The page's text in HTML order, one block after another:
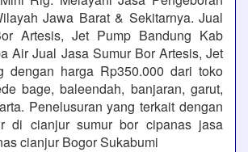
Jawa Barat & Sekitarnya. Jual
Artesis, Jet Pump Bandung Kab
Air Jual Jasa Sumur Bor Artesis, Jet
dengan harga Rp350.000 dari toko
bage, baleendah, banjaran, garut,
Penelusuran yang terkait dengan
di cianjur sumur bor cipanas jasa
cianjur Bogor Sukabumi